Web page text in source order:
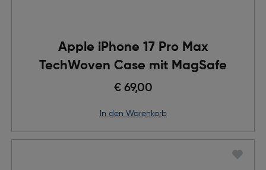
Apple iPhone 17 Pro Max
TechWoven Case mit MagSafe
€ 69,00
in den Warenkorb